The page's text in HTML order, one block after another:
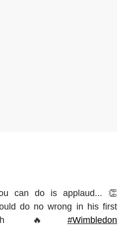
can do is applaud... 👏
do no wrong in his first
🔥 #Wimbledon